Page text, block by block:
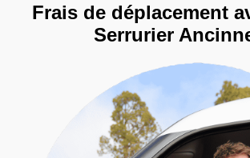
Frais de déplacement
Serrurier